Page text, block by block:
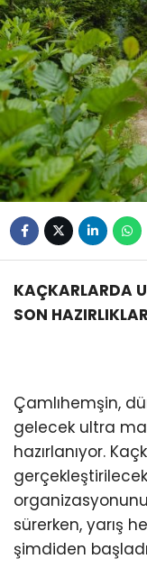
KAÇKARLARDA
SON HAZIRLIKLAR
Çamlıhemşin,
gelecek ultra
hazırlanıyor.
sürerken, yarış
şimdiden